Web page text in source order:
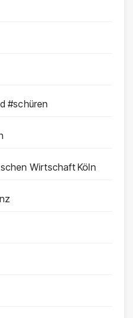
#schüren
Wirtschaft Köln